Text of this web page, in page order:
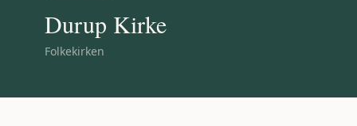
Durup Kirke
Folkekirken